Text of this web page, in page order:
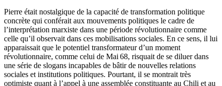
Pierre était nostalgique de la capacité de transformation politique
concrète qui conférait aux mouvements politiques le cadre de
l’interprétation marxiste dans une période révolutionnaire comme
celle qu’il observait dans ces mobilisations sociales. En ce sens, il lui
apparaissait que le potentiel transformateur d’un moment
révolutionnaire, comme celui de Mai 68, risquait de se diluer dans
une série de slogans incapables de bâtir de nouvelles relations
sociales et institutions politiques. Pourtant, il se montrait très
optimiste quant à l’appel à une assemblée constituante au Chili et au